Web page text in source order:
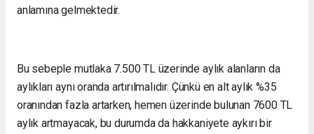
anlamına gelmektedir.
Bu sebeple mutlaka 7.500 TL üzerinde aylık alanların da
aylıkları aynı oranda artırılmalıdır. Çünkü en alt aylık %35
oranından fazla artarken, hemen üzerinde bulunan 7600 TL
aylık artmayacak, bu durumda da hakkaniyete aykırı bir